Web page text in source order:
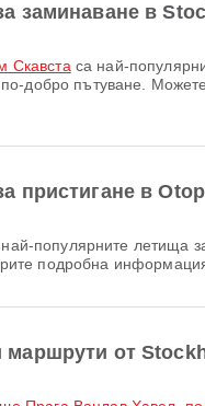
заминаване в
Скавста са най-
добро пътуване.
пристигане в
популярните летища
подробна
маршрути от